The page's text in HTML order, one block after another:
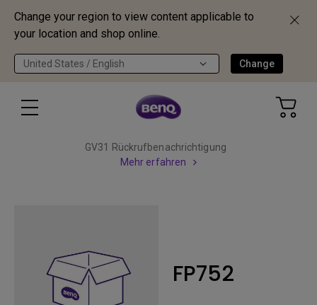
Change your region to view content applicable to
your location and shop online.
United States / English Change
GV31 Rückrufbenachrichtigung
Mehr erfahren
FP752